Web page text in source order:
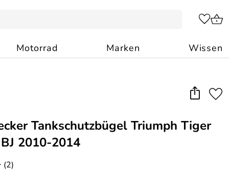
Motorrad Marken Wissen
Tankschutzbügel Triumph Tiger
2010-2014
(2)